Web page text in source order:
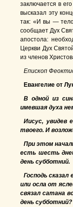
заключается в
высказал эту
так: «И вы —
сообщает Дух
апостола:
Церкви Дух
из членов
Епископ
Евангелие от
В одной из
имевшая духа
Иисус, увидев
твоего. И
При этом
есть шесть
день субботний.
Господь
или осла от
связал сатана
день субботний?